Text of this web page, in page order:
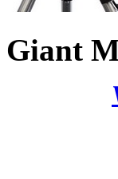
Giant